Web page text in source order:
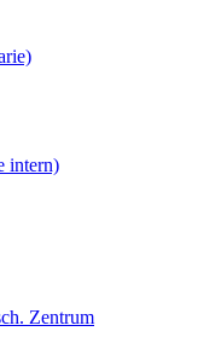
intern)
Zentrum